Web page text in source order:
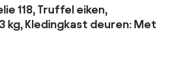
118, Truffel eiken,
kg, Kledingkast deuren: Met